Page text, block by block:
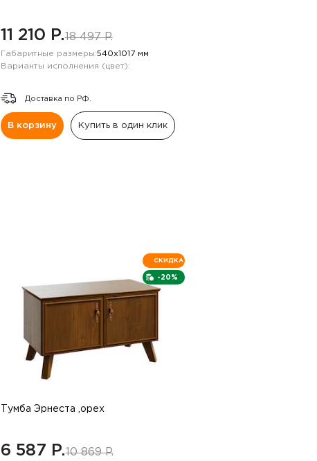
11 210 P.18 497 P.
Габаритные размеры:540х1017 мм
Варианты исполнения (цвет):
Доставка по РФ.
В корзину Купить в один клик
-20%
СКИДКА
Тумба Эрнеста ,орех
6 587 P.10 869 P.